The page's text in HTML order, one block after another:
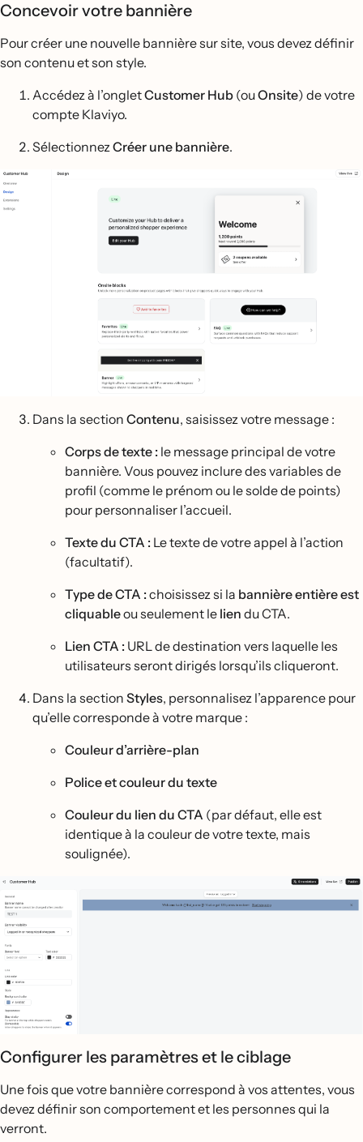
Concevoir votre bannière
Pour créer une nouvelle bannière sur site, vous devez définir
son contenu et son style.
Accédez à l’ongletCustomer Hub (ouOnsite) de votre
compte Klaviyo.
SélectionnezCréer une bannière.
Dans la section Contenu, saisissez votre message :
Corps de texte : le message principal de votre
bannière. Vous pouvez inclure des variables de
profil (comme le prénom ou le solde de points)
pour personnaliser l’accueil.
Texte du CTA : Le texte de votre appel à l’action
(facultatif).
Type de CTA :choisissez si la bannière entière est
cliquableou seulement le lien du CTA.
Lien CTA : URL de destination vers laquelle les
utilisateurs seront dirigés lorsqu’ils cliqueront.
Dans la section Styles, personnalisez l’apparence pour
qu’elle corresponde à votre marque :
Couleur d’arrière-plan
Police et couleur du texte
Couleur du lien du CTA (par défaut, elle est
identique à la couleur de votre texte, mais
soulignée).
Configurer les paramètres et le ciblage
Une fois que votre bannière correspond à vos attentes, vous
devez définir son comportement et les personnes qui la
verront.